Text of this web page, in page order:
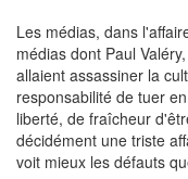
Les médias, dans
médias dont Paul
allaient assassiner la
responsabilité de tuer
liberté, de fraîcheur
décidément une triste
voit mieux les défauts